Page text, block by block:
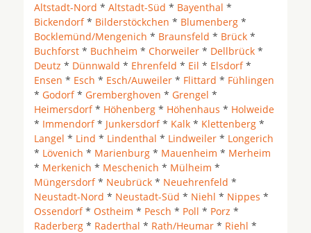
Altstadt-Nord * Altstadt-Süd * Bayenthal *
Bickendorf* Bilderstöckchen * Blumenberg *
Bocklemünd/Mengenich * Braunsfeld * Brück *
Buchforst * Buchheim * Chorweiler * Dellbrück *
Deutz * Dünnwald * Ehrenfeld * Eil * Elsdorf*
Ensen * Esch * Esch/Auweiler * Flittard * Fühlingen
* Godorf* Gremberghoven * Grengel *
Heimersdorf* Höhenberg * Höhenhaus * Holweide
* Immendorf* Junkersdorf* Kalk * Klettenberg *
Langel * Lind * Lindenthal * Lindweiler * Longerich
* Lövenich * Marienburg * Mauenheim * Merheim
* Merkenich * Meschenich * Mülheim *
Müngersdorf* Neubrück * Neuehrenfeld *
Neustadt-Nord * Neustadt-Süd * Niehl * Nippes *
Ossendorf* Ostheim * Pesch * Poll * Porz *
Raderberg * Raderthal * Rath/Heumar * Riehl *